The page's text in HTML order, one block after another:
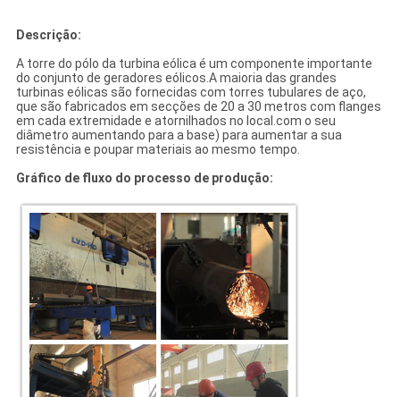
Descrição:
A torre do pólo da turbina eólica é um componente importante
do conjunto de geradores eólicos.A maioria das grandes
turbinas eólicas são fornecidas com torres tubulares de aço,
que são fabricados em secções de 20 a 30 metros com flanges
em cada extremidade e atornilhados no local.com o seu
diâmetro aumentando para a base) para aumentar a sua
resistência e poupar materiais ao mesmo tempo.
Gráfico de fluxo do processo de produção: